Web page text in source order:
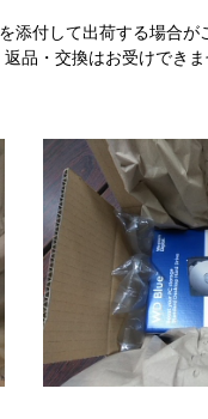
添付して出荷する場合が
品・交換はお受けでき